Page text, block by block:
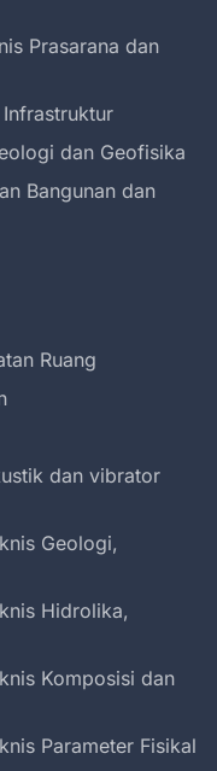
Prasarana dan
dan Geofisika
Bangunan dan
Ruang
dan vibrator
Geologi,
Hidrolika,
Komposisi dan
Parameter Fisikal